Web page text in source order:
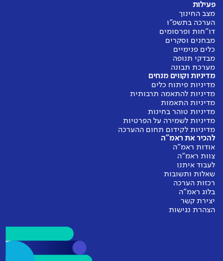
פעילות
מצב החינוך
הערכה בתשפ"ו
דו"חות ופרסומים
מבחנים וסקרים
כלים פנימיים
מבדקי תנופה
מערכת תבונה
מדיניות וקווים מנחים
מדיניות פיתוח כלים
מדיניות להתאמה תרבותית
מדיניות התאמות
מדיניות טוהר בחינות
מדיניות לשמירה על הפרטיות
מדיניות לקידום תחום ההערכה
להכיר את ראמ"ה
אודות ראמ"ה
צוות ראמ"ה
לעבוד איתנו
שאלות ותשובות
רכזות הערכה
בלוג ראמ"ה
יצירת קשר
הצהרת נגישות